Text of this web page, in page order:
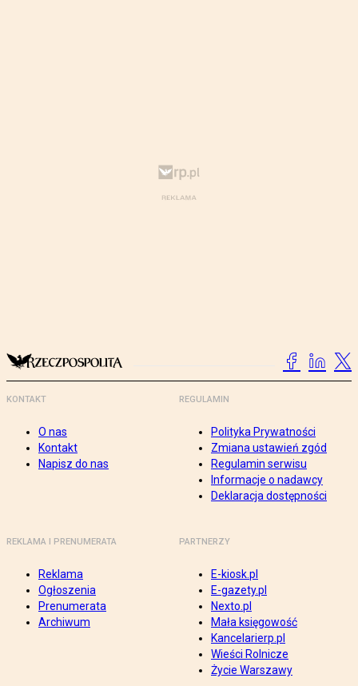
KONTAKT
O nas
Kontakt
Napisz do nas
REGULAMIN
Polityka Prywatności
Zmiana ustawień zgód
Regulamin serwisu
Informacje o nadawcy
Deklaracja dostępności
REKLAMA I PRENUMERATA
Reklama
Ogłoszenia
Prenumerata
Archiwum
PARTNERZY
E-kiosk.pl
E-gazety.pl
Nexto.pl
Mała księgowość
Kancelarierp.pl
Wieści Rolnicze
Życie Warszawy